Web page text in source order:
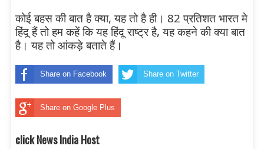
कोई बहस की बात है क्या, यह तो है ही। 82 प्रतिशत भारत मे
हिंदू हैं तो हम कहें कि यह हिंदू राष्ट्र है, यह कहने की क्या बात
है। यह तो आंकड़े बताते हैं।
Share on Facebook Share on Twitter
Share on Google Plus
click News India Host